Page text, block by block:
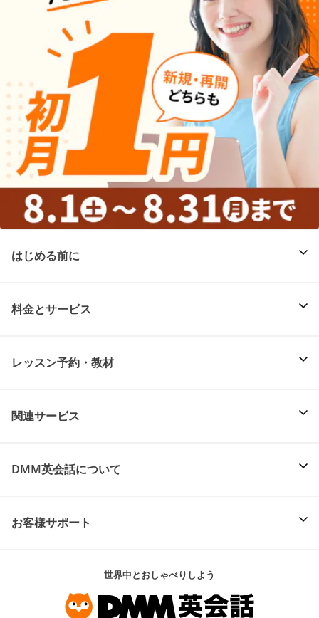
はじめる前に
料金とサービス
レッスン予約・教材
関連サービス
DMM英会話について
お客様サポート
世界中とおしゃべりしよう